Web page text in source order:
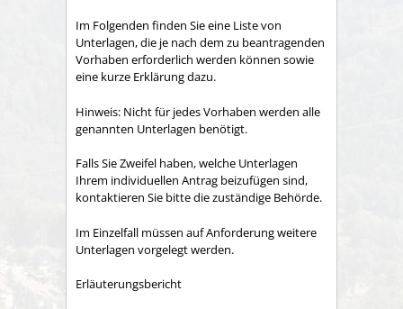
Im Folgenden finden Sie eine Liste von
Unterlagen, die je nach dem zu beantragenden
Vorhaben erforderlich werden können sowie
eine kurze Erklärung dazu.
Hinweis: Nicht für jedes Vorhaben werden alle
genannten Unterlagen benötigt.
Falls Sie Zweifel haben, welche Unterlagen
Ihrem individuellen Antrag beizufügen sind,
kontaktieren Sie bitte die zuständige Behörde.
Im Einzelfall müssen auf Anforderung weitere
Unterlagen vorgelegt werden.
Erläuterungsbericht